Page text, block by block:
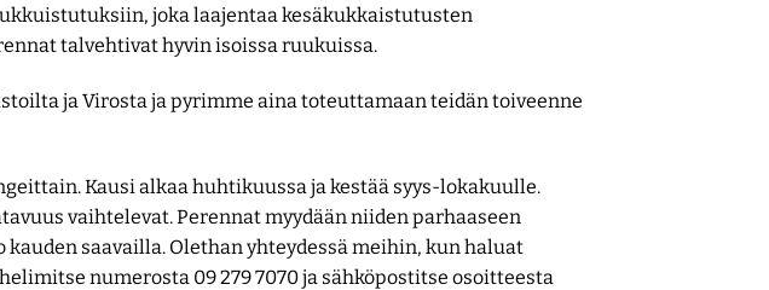
joka laajentaa kesäkukkaistutusten
talvehtivat hyvin isoissa ruukuissa.
ja Virosta ja pyrimme aina toteuttamaan teidän toiveenne
Kausi alkaa huhtikuussa ja kestää syys-lokakuulle.
vaihtelevat. Perennat myydään niiden parhaaseen
saavailla. Olethan yhteydessä meihin, kun haluat
numerosta 09 279 7070 ja sähköpostitse osoitteesta